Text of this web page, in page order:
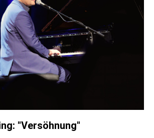
"Versöhnung"